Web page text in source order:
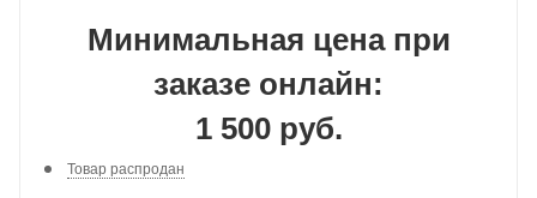
Минимальная цена при
заказе онлайн:
1 500 руб.
Товар распродан